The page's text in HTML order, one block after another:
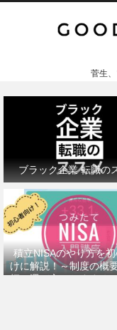
菅生
ブラック企業 転職の
積立NISAのやり方を
けに解説！～制度の概
柄の選び方、おすすめ